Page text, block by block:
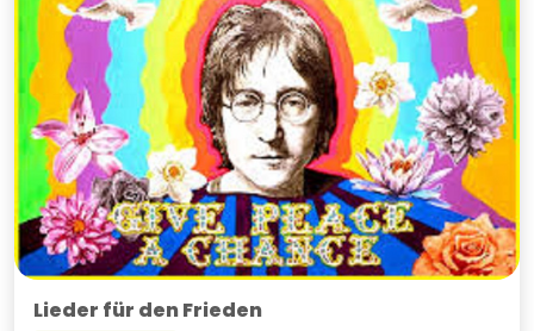
Lieder für den Frieden